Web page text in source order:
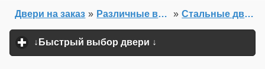
Стальные двери-решетки
»
Различные виды ворот и двери-решетки
»
Двери на заказ
↓Быстрый выбор двери ↓